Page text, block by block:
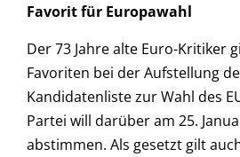
Favorit für Europawahl
Der 73 Jahre alte Euro-Kritiker
Favoriten bei der Aufstellung
Kandidatenliste zur Wahl des
Partei will darüber am 25.
abstimmen. Als gesetzt gilt